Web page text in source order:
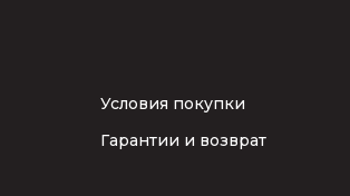
Условия покупки
Гарантии и возврат